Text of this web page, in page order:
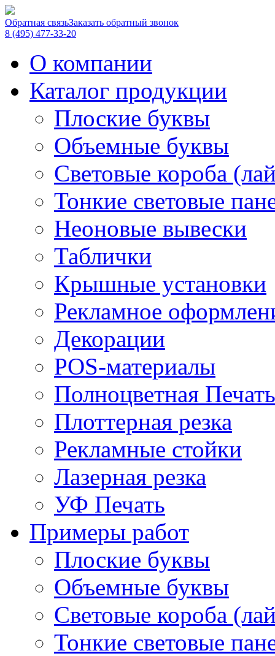
Обратная связьЗаказать обратный звонок
8 (495) 477-33-20
О компании
Каталог продукции
Плоские буквы
Объемные буквы
Световые короба
Тонкие световые
Неоновые вывески
Таблички
Крышные установки
Рекламное
Декорации
POS-материалы
Полноцветная Печать
Плоттерная резка
Рекламные стойки
Лазерная резка
УФ Печать
Примеры работ
Плоские буквы
Объемные буквы
Световые короба
Тонкие световые